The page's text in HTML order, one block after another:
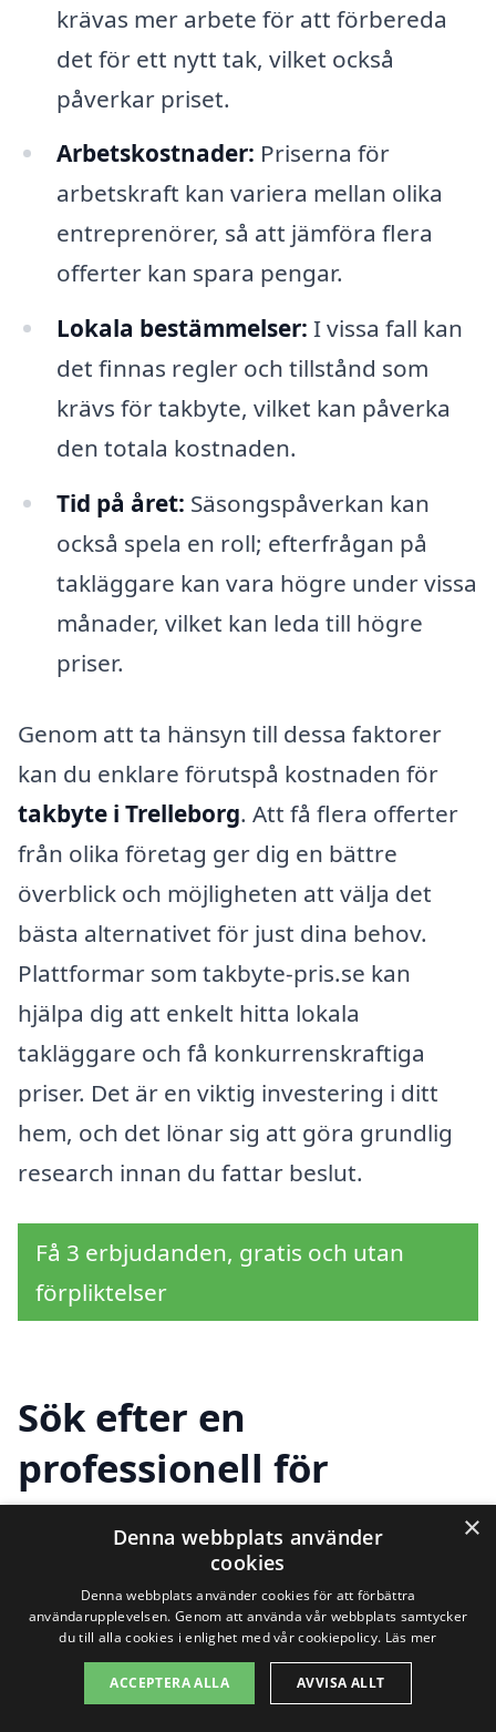
krävas mer arbete för att förbereda
det för ett nytt tak, vilket också
påverkar priset.
Arbetskostnader: Priserna för
arbetskraft kan variera mellan olika
entreprenörer, så att jämföra flera
offerter kan spara pengar.
Lokala bestämmelser: I vissa fall kan
det finnas regler och tillstånd som
krävs för takbyte, vilket kan påverka
den totala kostnaden.
Tid på året: Säsongspåverkan kan
också spela en roll; efterfrågan på
takläggare kan vara högre under vissa
månader, vilket kan leda till högre
priser.
Genom att ta hänsyn till dessa faktorer
kan du enklare förutspå kostnaden för
takbyte i Trelleborg. Att få flera offerter
från olika företag ger dig en bättre
överblick och möjligheten att välja det
bästa alternativet för just dina behov.
Plattformar som takbyte-pris.se kan
hjälpa dig att enkelt hitta lokala
takläggare och få konkurrenskraftiga
priser. Det är en viktig investering i ditt
hem, och det lönar sig att göra grundlig
research innan du fattar beslut.
Få 3 erbjudanden, gratis och utan
förpliktelser
Sök efter en
professionell för
takbyte i andra städer
nära Trelleborg
Att hitta hjälp för takbyte i Trelleborg kan
vara en enkel process, men det kan vara
×
Denna webbplats använder
cookies
Denna webbplats använder cookies för att förbättra
användarupplevelsen. Genom att använda vår webbplats samtycker
du till alla cookies i enlighet med vår cookiepolicy. Läs mer
ACCEPTERA ALLA AVVISA ALLT